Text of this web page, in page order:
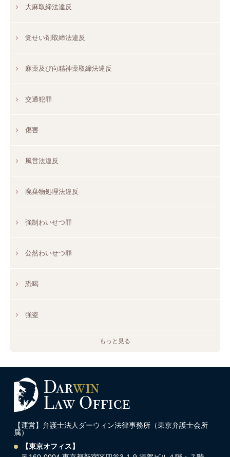
大麻取締法違反
覚せい剤取締法違反
麻薬及び向精神薬取締法違反
交通犯罪
傷害
風営法違反
廃棄物処理法違反
強制わいせつ罪
公然わいせつ罪
恐喝
強盗
もっと見る
【運営】弁護士法人ダーウィン法律事務所（東京弁護士会所
属）
【東京オフィス】